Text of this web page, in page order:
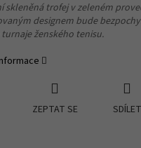
skleněná trofej v zeleném
designem bude
ženského tenisu.
ZEPTAT SE SDÍLET